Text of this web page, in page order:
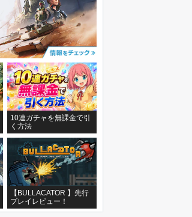
10連ガチャを無課金で引
く方法
【BULLACATOR 】先行
プレイレビュー！